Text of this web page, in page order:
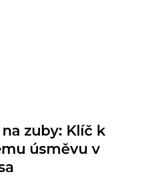
zuby: Klíč k
úsměvu v